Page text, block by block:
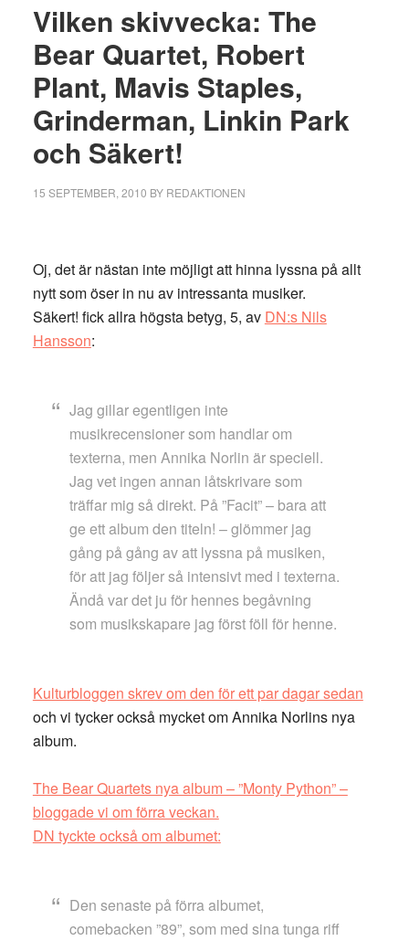
Vilken skivvecka: The
Bear Quartet, Robert
Plant, Mavis Staples,
Grinderman, Linkin Park
och Säkert!
15 SEPTEMBER, 2010 BY REDAKTIONEN
Oj, det är nästan inte möjligt att hinna lyssna på allt
nytt som öser in nu av intressanta musiker.
Säkert! fick allra högsta betyg, 5, av DN:s Nils
Hansson:
Jag gillar egentligen inte
musikrecensioner som handlar om
texterna, men Annika Norlin är speciell.
Jag vet ingen annan låtskrivare som
träffar mig så direkt. På ”Facit” – bara att
ge ett album den titeln! – glömmer jag
gång på gång av att lyssna på musiken,
för att jag följer så intensivt med i texterna.
Ändå var det ju för hennes begåvning
som musikskapare jag först föll för henne.
Kulturbloggen skrev om den för ett par dagar sedan
och vi tycker också mycket om Annika Norlins nya
album.
The Bear Quartets nya album – ”Monty Python” –
bloggade vi om förra veckan.
DN tyckte också om albumet:
Den senaste på förra albumet,
comebacken ”89”, som med sina tunga riff